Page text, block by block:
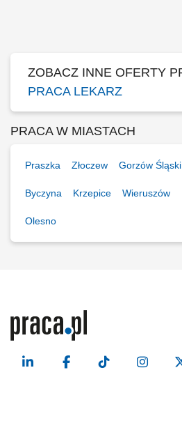
ZOBACZ INNE OFERTY
PRACA LEKARZ
PRACA W MIASTACH
Praszka Złoczew Gorzów Śląski
Byczyna Krzepice Wieruszów
Olesno